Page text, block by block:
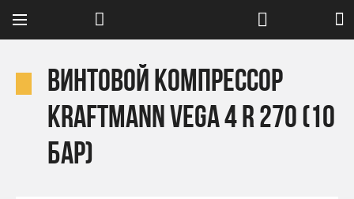
Винтовой компрессор
Kraftmann VEGA 4 R 270 (10
бар)